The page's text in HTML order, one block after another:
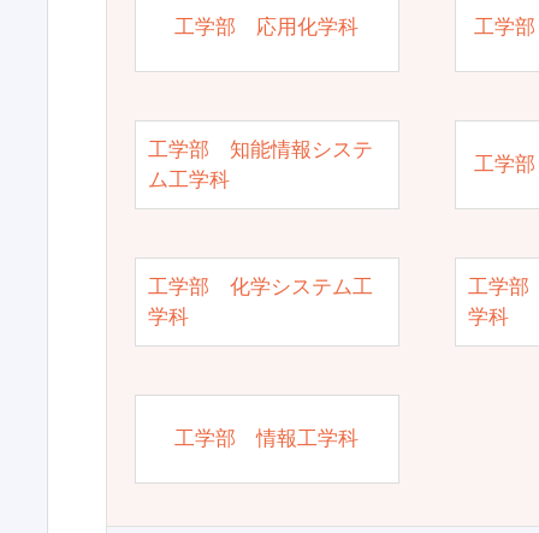
工学部 応用化学科 工学
工学部 知能情報システ
ム工学科
工学
工学部 化学システム工
学科
工学部
学科
工学部 情報工学科